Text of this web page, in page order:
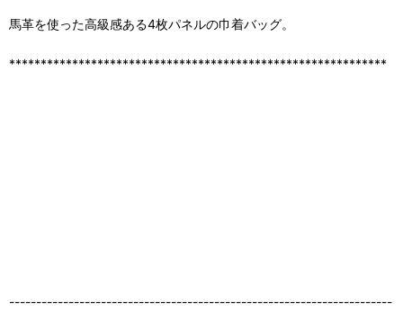
馬革を使った高級感ある4枚パネルの巾着バッグ。
************************************************************
-----------------------------------------------------------------------